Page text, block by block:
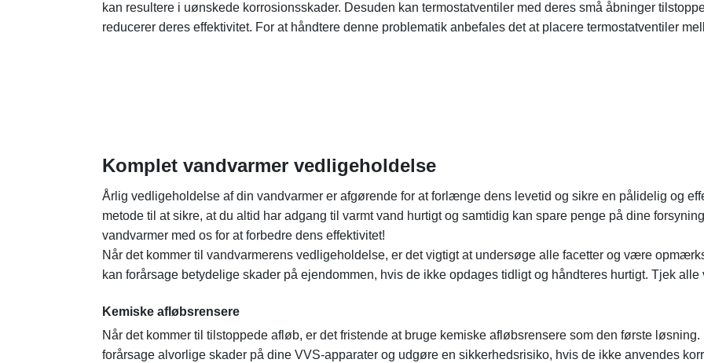
kan resultere i uønskede korrosionsskader. Desuden kan termostatventiler med deres små åbninger
reducerer deres effektivitet. For at håndtere denne problematik anbefales det at placere termostatventiler
Komplet vandvarmer vedligeholdelse
Årlig vedligeholdelse af din vandvarmer er afgørende for at forlænge dens levetid og sikre en pålidelig og
metode til at sikre, at du altid har adgang til varmt vand hurtigt og samtidig kan spare penge på dine
vandvarmer med os for at forbedre dens effektivitet!
Når det kommer til vandvarmerens vedligeholdelse, er det vigtigt at undersøge alle facetter og være
kan forårsage betydelige skader på ejendommen, hvis de ikke opdages tidligt og håndteres hurtigt. Tjek
Kemiske afløbsrensere
Når det kommer til tilstoppede afløb, er det fristende at bruge kemiske afløbsrensere som den første
forårsage alvorlige skader på dine VVS-apparater og udgøre en sikkerhedsrisiko, hvis de ikke anvendes